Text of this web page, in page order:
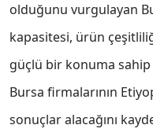
olduğunu vurgulayan
kapasitesi, ürün
güçlü bir konuma sahip
Bursa firmalarının
sonuçlar alacağını